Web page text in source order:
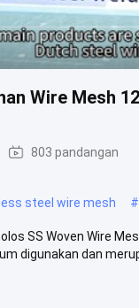
Wire Mesh
803 pandangan
steel wire mesh #
SS Woven Wire
digunakan dan